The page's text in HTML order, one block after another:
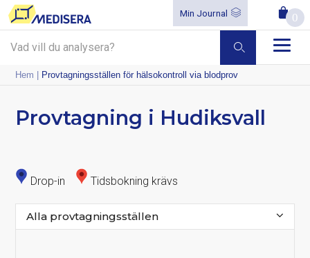
Min Journal 0
Hem | Provtagningsställen för hälsokontroll via blodprov
Provtagning i Hudiksvall
Drop-in Tidsbokning krävs
Alla provtagningsställen